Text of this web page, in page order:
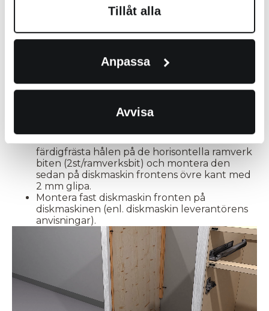
Tillåt alla
Anpassa
Avvisa
Diskmaskinsfront - För mindre luckor
Montera 2 st vinkelbeslag på insidan av
ramverkets nederdel med träskruv 3,5×17 (4
Limma och montera dominokex i de
färdigfrästa hålen på de horisontella ramverk
biten (2st/ramverksbit) och montera den
sedan på diskmaskin frontens övre kant med
2 mm glipa.
Montera fast diskmaskin fronten på
diskmaskinen (enl. diskmaskin leverantörens
anvisningar).